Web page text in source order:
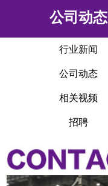
公司动态
行业新闻
公司动态
相关视频
招聘